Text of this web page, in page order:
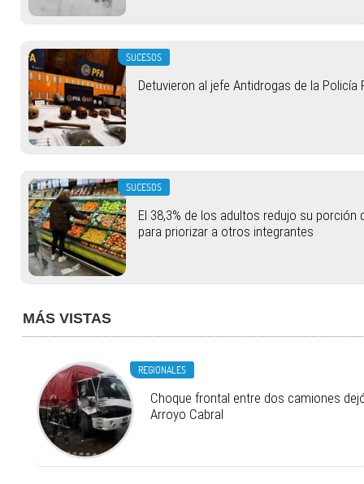
SUCESOS
Detuvieron al jefe Antidrogas de la Policía
SUCESOS
El 38,3% de los adultos redujo su porción
para priorizar a otros integrantes
MÁS VISTAS
REGIONALES
Choque frontal entre dos camiones
Arroyo Cabral